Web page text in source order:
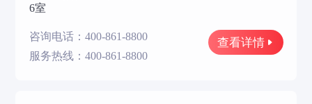
6室
咨询电话：400-861-8800
服务热线：400-861-8800
查看详情